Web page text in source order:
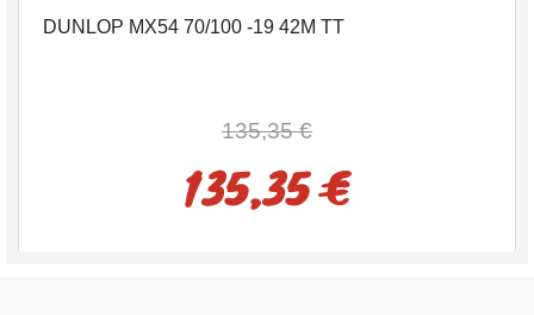
DUNLOP MX54 70/100 -19 42M TT
135,35 €
135,35 €